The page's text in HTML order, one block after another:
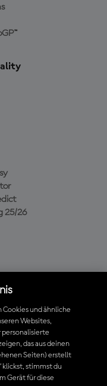
25/26
Cookies und ähnliche
Websites,
personalisierte
das aus deinen
Seiten) erstellt
klickst, stimmst du
Gerät für diese